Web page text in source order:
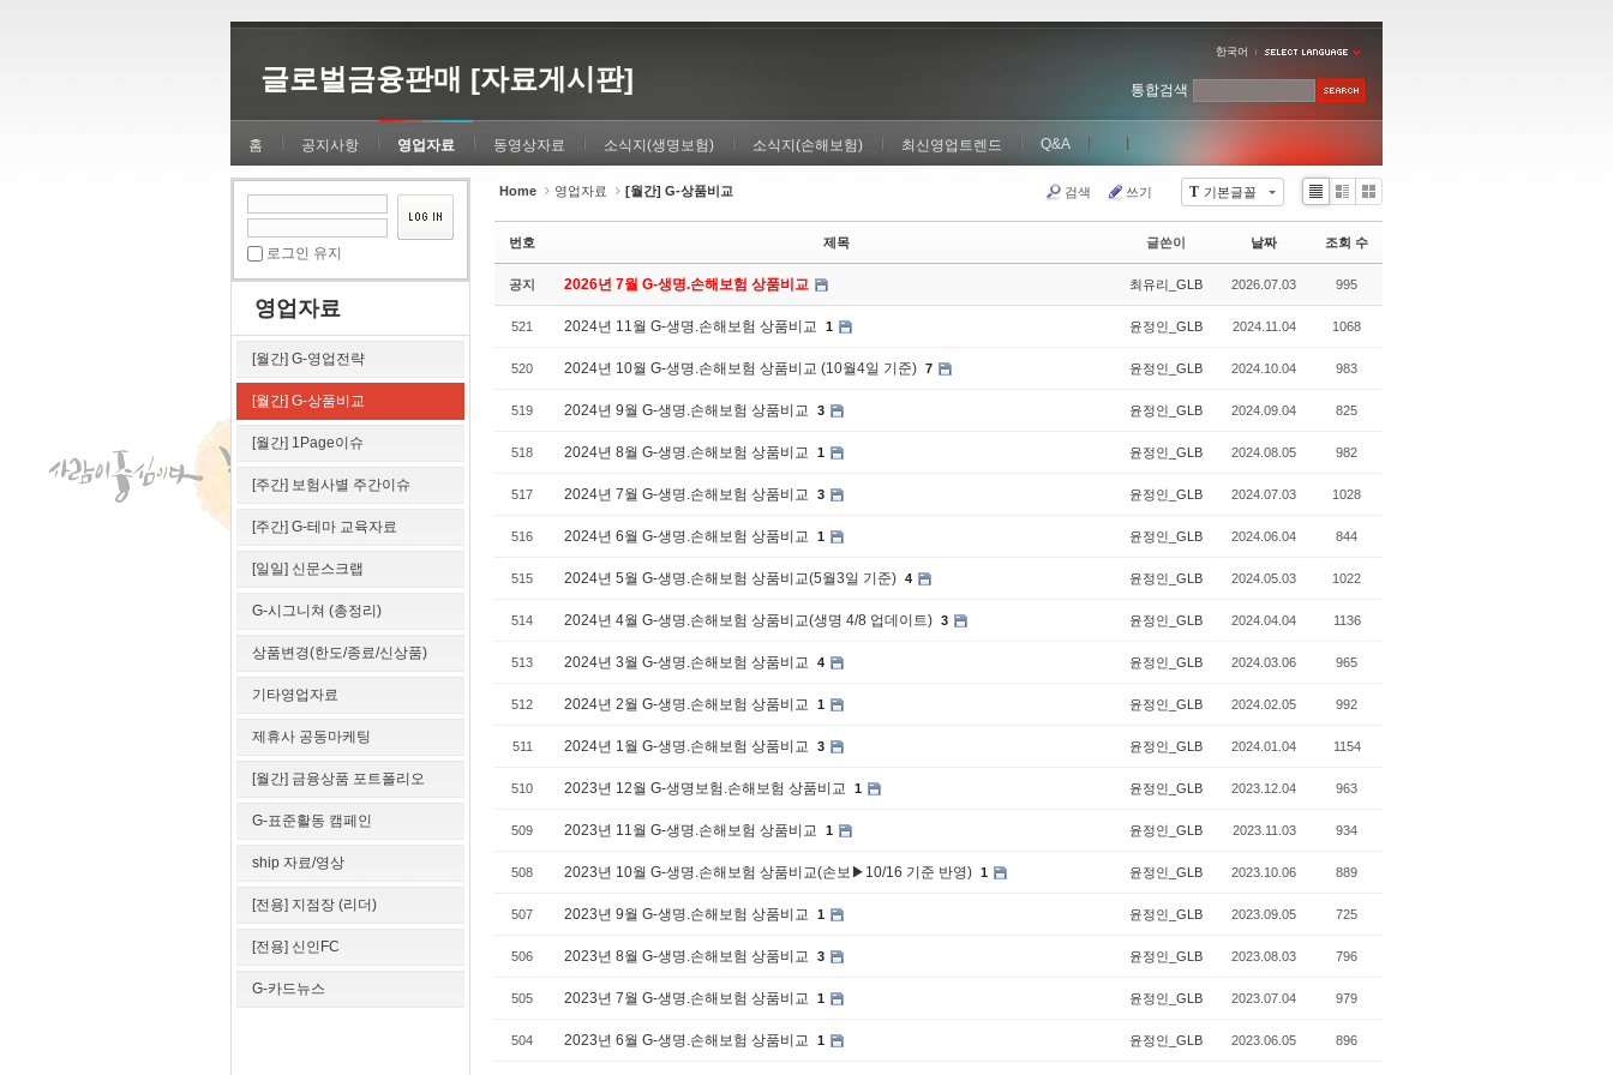
글로벌금융판매 [자료게시판]
한국어
홈 공지사항 영업자료 동영상자료 소식지(생명보험) 소식지(손해보험) 최신영업트렌드 Q&A
통합검색
로그인 유지
영업자료
[월간] G-영업전략
[월간] G-상품비교
[월간] 1Page이슈
[주간] 보험사별 주간이슈
[주간] G-테마 교육자료
[일일] 신문스크랩
G-시그니쳐 (총정리)
상품변경(한도/종료/신상품)
기타영업자료
제휴사 공동마케팅
[월간] 금융상품 포트폴리오
G-표준활동 캠페인
ship 자료/영상
[전용] 지점장 (리더)
[전용] 신인FC
G-카드뉴스
Home 영업자료 [월간] G-상품비교 T 기본글꼴
검색 쓰기
Li
Zi
e
G
le
번호 제목 글쓴이 날짜 조회 수
공지 2026년 7월 G-생명.손해보험 상품비교 최유리_GLB 2026.07.03 995
521 2024년 11월 G-생명.손해보험 상품비교 1 윤정인_GLB 2024.11.04 1068
520 2024년 10월 G-생명.손해보험 상품비교 (10월4일 기준) 7 윤정인_GLB 2024.10.04 983
519 2024년 9월 G-생명.손해보험 상품비교 3 윤정인_GLB 2024.09.04 825
518 2024년 8월 G-생명.손해보험 상품비교 1 윤정인_GLB 2024.08.05 982
517 2024년 7월 G-생명.손해보험 상품비교 3 윤정인_GLB 2024.07.03 1028
516 2024년 6월 G-생명.손해보험 상품비교 1 윤정인_GLB 2024.06.04 844
515 2024년 5월 G-생명.손해보험 상품비교(5월3일 기준) 4 윤정인_GLB 2024.05.03 1022
514 2024년 4월 G-생명.손해보험 상품비교(생명 4/8 업데이트) 3 윤정인_GLB 2024.04.04 1136
513 2024년 3월 G-생명.손해보험 상품비교 4 윤정인_GLB 2024.03.06 965
512 2024년 2월 G-생명.손해보험 상품비교 1 윤정인_GLB 2024.02.05 992
511 2024년 1월 G-생명.손해보험 상품비교 3 윤정인_GLB 2024.01.04 1154
510 2023년 12월 G-생명보험.손해보험 상품비교 1 윤정인_GLB 2023.12.04 963
509 2023년 11월 G-생명.손해보험 상품비교 1 윤정인_GLB 2023.11.03 934
508 2023년 10월 G-생명.손해보험 상품비교(손보▶10/16 기준 반영) 1 윤정인_GLB 2023.10.06 889
507 2023년 9월 G-생명.손해보험 상품비교 1 윤정인_GLB 2023.09.05 725
506 2023년 8월 G-생명.손해보험 상품비교 3 윤정인_GLB 2023.08.03 796
505 2023년 7월 G-생명.손해보험 상품비교 1 윤정인_GLB 2023.07.04 979
504 2023년 6월 G-생명.손해보험 상품비교 1 윤정인_GLB 2023.06.05 896
Sketchbook5, 스케치북5
Sketchbook5, 스케치북5
Sketchbook5, 스케치북5
Sketchbook5, 스케치북5